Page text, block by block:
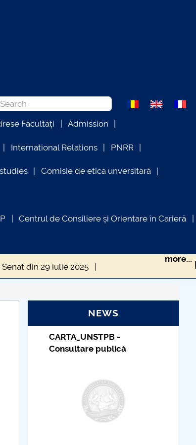
Facultăți Admission
International Relations PNRR
Comisie de etica unversitară
Centrul de Consiliere și Orientare în Carieră
din 29 iulie 2025
Senat din 12 iunie 2025
Hotărâri Senat din 3 martie 2025
more...
NEWS
Taxe de școlarizare
indexate – Centrul